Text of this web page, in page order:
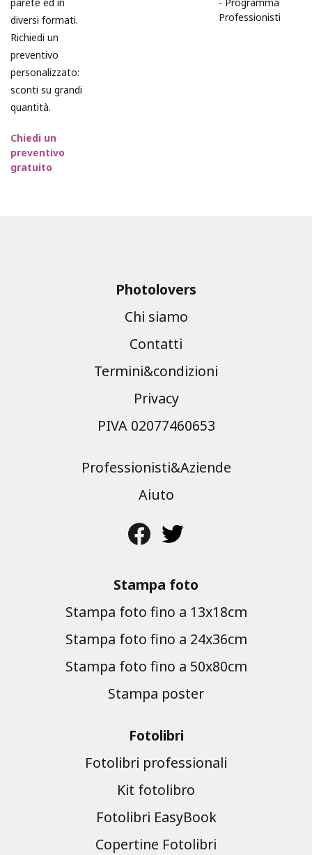
diversi formati.
Richiedi un
preventivo
personalizzato:
sconti su grandi
quantità.
Chiedi un
preventivo
gratuito
Professionisti
Photolovers
Chi siamo
Contatti
Termini&condizioni
Privacy
PIVA 02077460653
Professionisti&Aziende
Aiuto
Stampa foto
Stampa foto fino a 13x18cm
Stampa foto fino a 24x36cm
Stampa foto fino a 50x80cm
Stampa poster
Fotolibri
Fotolibri professionali
Kit fotolibro
Fotolibri EasyBook
Copertine Fotolibri